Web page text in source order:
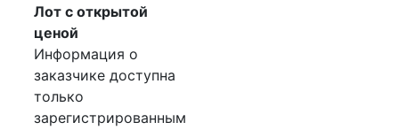
Лот с открытой
ценой
Информация о
заказчике доступна
только
зарегистрированным